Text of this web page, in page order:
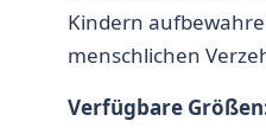
Kindern
menschlichen
Verfügbare